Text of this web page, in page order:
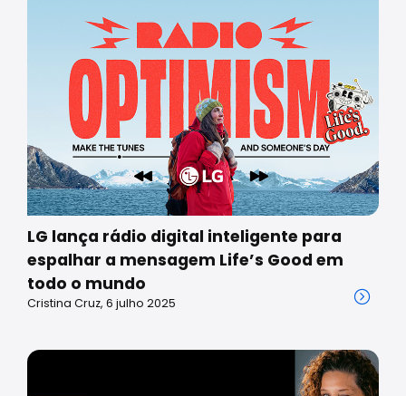
LG lança rádio digital inteligente para
espalhar a mensagem Life’s Good em
todo o mundo
Cristina Cruz, 6 julho 2025